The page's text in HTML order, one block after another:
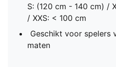
S: (120 cm - 140 cm) /
/ XXS: < 100 cm
Geschikt voor spelers
maten